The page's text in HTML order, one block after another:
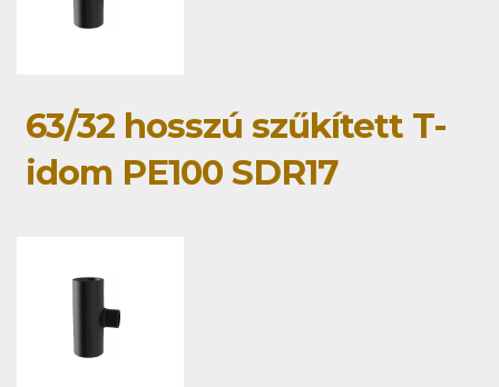
63/32 hosszú szűkített T-
idom PE100 SDR17